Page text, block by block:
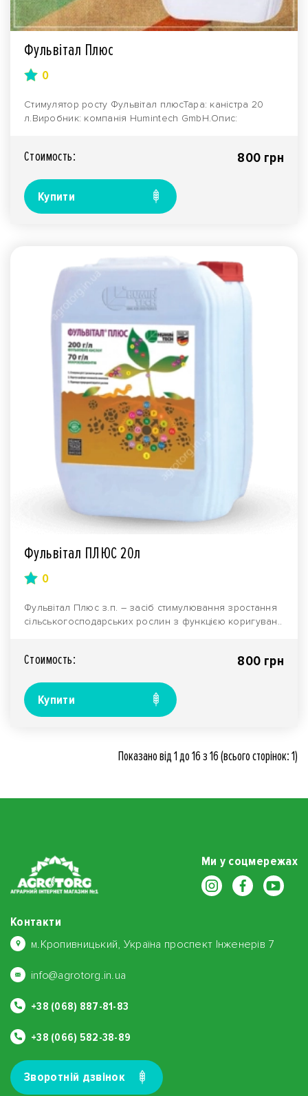
Фульвітал Плюс
0
Стимулятор росту Фульвітал плюсТара: каністра 20
л.Виробник: компанія Humintech GmbH.Опис:
Стоимость: 800 грн
Купити
Фульвітал ПЛЮС 20л
0
Фульвітал Плюс з.п. – засіб стимулювання зростання
сільськогосподарських рослин з функцією коригуван..
Стоимость: 800 грн
Купити
Показано від 1 до 16 з 16 (всього сторінок: 1)
Ми у соцмережах
Контакти
м.Кропивницький, Україна проспект Інженерів 7
info@agrotorg.in.ua
+38 (068) 887-81-83
+38 (066) 582-38-89
Зворотнiй дзвiнок